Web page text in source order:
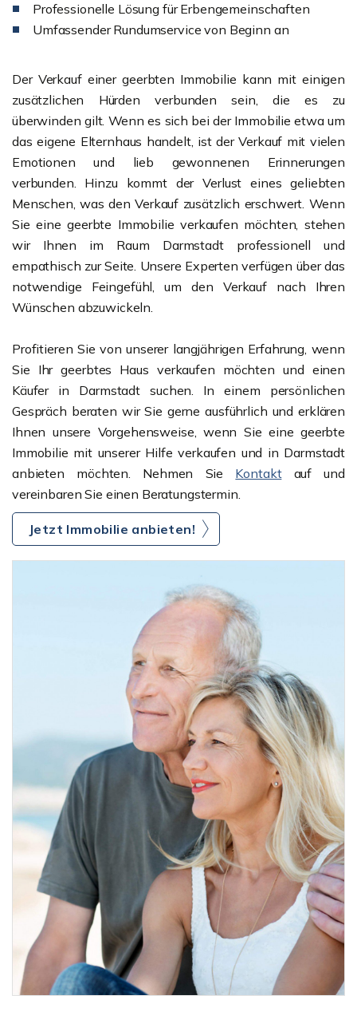
Professionelle Lösung für Erbengemeinschaften
Umfassender Rundumservice von Beginn an
Der Verkauf einer geerbten Immobilie kann mit einigen
zusätzlichen Hürden verbunden sein, die es zu
überwinden gilt. Wenn es sich bei der Immobilie etwa um
das eigene Elternhaus handelt, ist der Verkauf mit vielen
Emotionen und lieb gewonnenen Erinnerungen
verbunden. Hinzu kommt der Verlust eines geliebten
Menschen, was den Verkauf zusätzlich erschwert. Wenn
Sie eine geerbte Immobilie verkaufen möchten, stehen
wir Ihnen im Raum Darmstadt professionell und
empathisch zur Seite. Unsere Experten verfügen über das
notwendige Feingefühl, um den Verkauf nach Ihren
Wünschen abzuwickeln.
Profitieren Sie von unserer langjährigen Erfahrung, wenn
Sie Ihr geerbtes Haus verkaufen möchten und einen
Käufer in Darmstadt suchen. In einem persönlichen
Gespräch beraten wir Sie gerne ausführlich und erklären
Ihnen unsere Vorgehensweise, wenn Sie eine geerbte
Immobilie mit unserer Hilfe verkaufen und in Darmstadt
anbieten möchten. Nehmen Sie Kontaktauf und
vereinbaren Sie einen Beratungstermin.
Jetzt Immobilie anbieten!